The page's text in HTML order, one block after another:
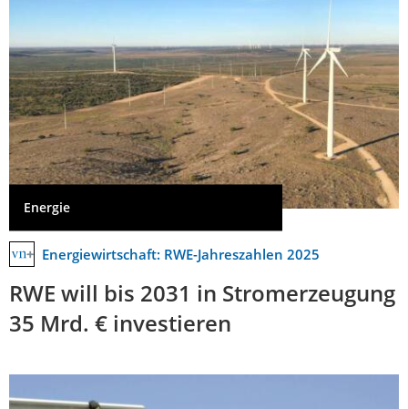
Energie
Energiewirtschaft: RWE-Jahreszahlen 2025
RWE will bis 2031 in Stromerzeugung
35 Mrd. € investieren